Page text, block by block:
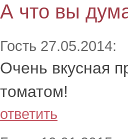
А что вы
Гость 27.05.2014:
Очень вкусная
томатом!
ответить